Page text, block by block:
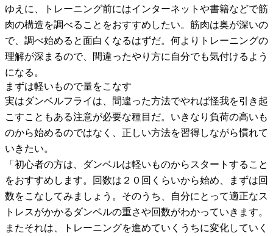
ゆえに、トレーニング前にはインターネットや書籍などで筋
肉の構造を調べることをおすすめしたい。筋肉は奥が深いの
で、調べ始めると面白くなるはずだ。何よりトレーニングの
理解が深まるので、間違ったやり方に自分でも気付けるよう
になる。
まずは軽いもので量をこなす
実はダンベルフライは、間違った方法でやれば怪我を引き起
こすこともある注意が必要な種目だ。いきなり負荷の高いも
のから始めるのではなく、正しい方法を習得しながら慣れて
いきたい。
「初心者の方は、ダンベルは軽いものからスタートすること
をおすすめします。回数は２０回くらいから始め、まずは回
数をこなしてみましょう。そのうち、自分にとって適正なス
トレスがかかるダンベルの重さや回数がわかっていきます。
またそれは、トレーニングを進めていくうちに変化していく